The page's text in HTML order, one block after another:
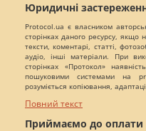
Юридичні
Protocol.ua є власником
сторінках даного ресурсу, якщо
тексти, коментарі, статті,
аудіо, інші матеріали. При
сторінках «Протокол»
пошуковими системами на
розуміється копіювання,
Повний текст
Приймаємо до оплати